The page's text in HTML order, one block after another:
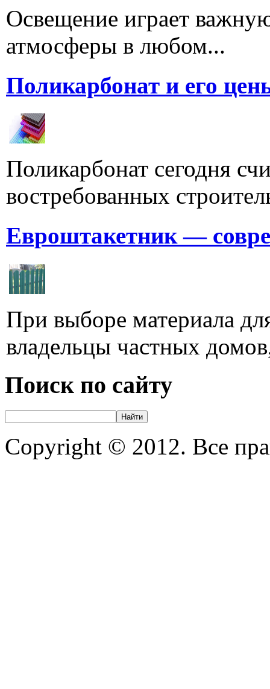
Освещение играет
атмосферы в любом...
Поликарбонат и его
Поликарбонат сегодня
востребованных
Евроштакетник —
При выборе материала
владельцы частных
Поиск по сайту
Copyright © 2012. Все